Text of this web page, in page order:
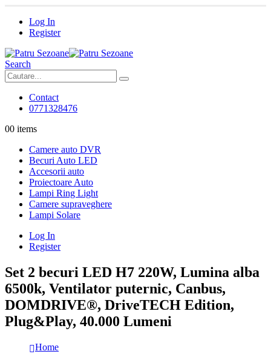
Log In
Register
Search
Contact
0771328476
00 items
Camere auto DVR
Becuri Auto LED
Accesorii auto
Proiectoare Auto
Lampi Ring Light
Camere supraveghere
Lampi Solare
Log In
Register
Set 2 becuri LED H7 220W, Lumina alba
6500k, Ventilator puternic, Canbus,
DOMDRIVE®, DriveTECH Edition,
Plug&Play, 40.000 Lumeni
Home